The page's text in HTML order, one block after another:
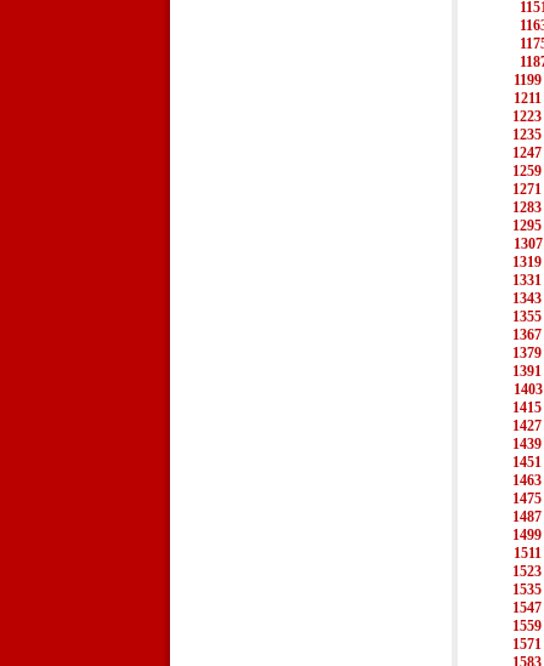
1199
1211
1223
1235
1247
1259
1271
1283
1295
1307
1319
1331
1343
1355
1367
1379
1391
1403
1415
1427
1439
1451
1463
1475
1487
1499
1511
1523
1535
1547
1559
1571
1583